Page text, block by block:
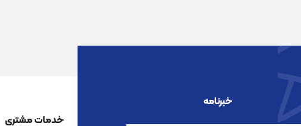
خبرنامه
خدمات مشتری